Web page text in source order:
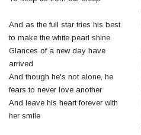
And as the full star tries his best
to make the white pearl shine
Glances of a new day have
arrived
And though he's not alone, he
fears to never love another
And leave his heart forever with
her smile